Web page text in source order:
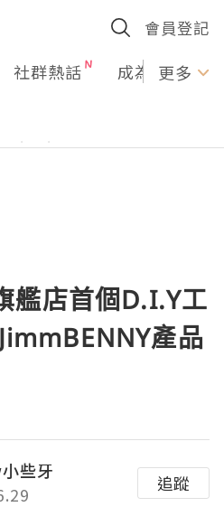
會員登記
社群熱話 成為U更多
艦店首個D.I.Y工
產品
些牙
追蹤